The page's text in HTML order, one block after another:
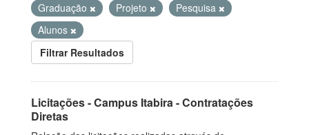
Graduação
Projeto
Pesquisa
Alunos
Filtrar Resultados
Licitações - Campus Itabira - Contratações
Diretas